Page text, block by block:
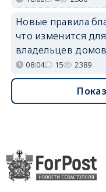
Новые правила
что изменится
владельцев домов
08:04 15 2389